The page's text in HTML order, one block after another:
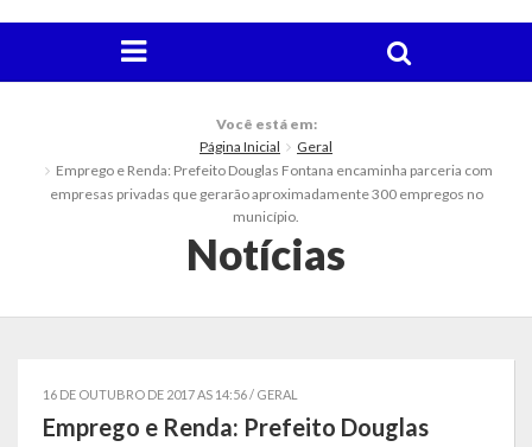
Histórico
Estatísticas
Governo
Você está em:
Página Inicial
Geral
Emprego e Renda: Prefeito Douglas Fontana encaminha parceria com
empresas privadas que gerarão aproximadamente 300 empregos no
município.
Notícias
16 DE OUTUBRO DE 2017 AS 14:56 / GERAL
Emprego e Renda: Prefeito Douglas